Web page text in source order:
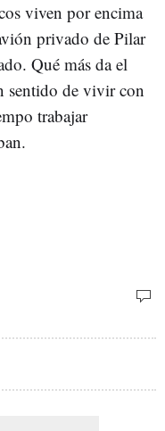
viven por encima
privado de Pilar
Qué más da el
sentido de vivir con
trabajar